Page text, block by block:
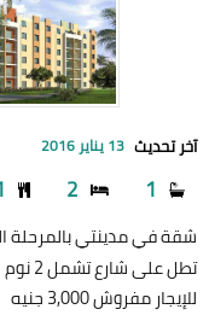
آخر تحديث 13 يناير 2016
1
2
شقة في مدينتي بالمرحلة
للإيجار مفروش 3,000 جنيه